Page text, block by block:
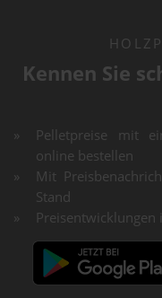
Kennen Sie
Pelletpreise mit
online bestellen
Mit
Stand